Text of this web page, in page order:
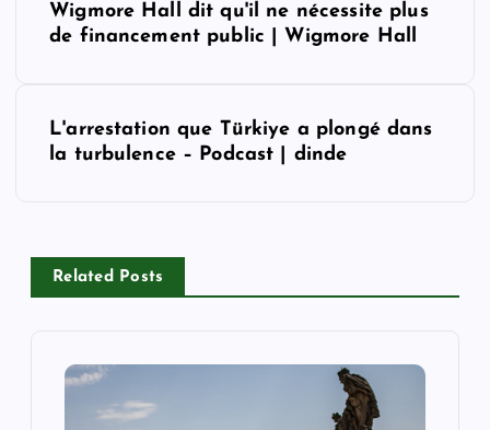
a
Wigmore Hall dit qu'il ne nécessite plus
de financement public | Wigmore Hall
L'arrestation que Türkiye a plongé dans
la turbulence – Podcast | dinde
Related Posts